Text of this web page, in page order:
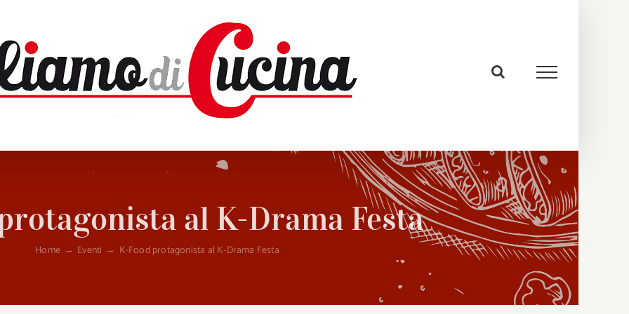
al K-Drama Festa
Home → Eventi → K-Food protagonista al K-Drama Festa